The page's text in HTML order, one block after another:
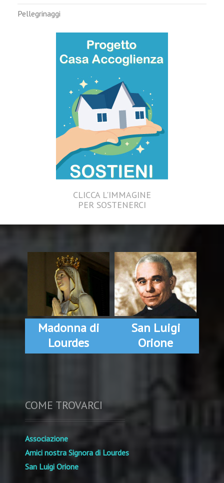
Pellegrinaggi
CLICCA L'IMMAGINE
PER SOSTENERCI
Madonna di
Lourdes
San Luigi
Orione
COME TROVARCI
Associazione
Amici nostra Signora di Lourdes
San Luigi Orione